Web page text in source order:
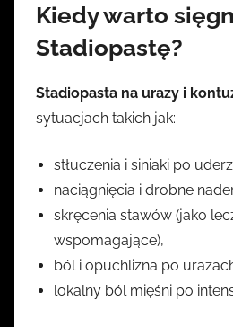
Kiedy warto
Stadiopastę?
Stadiopasta na urazy i
sytuacjach takich jak:
stłuczenia i siniaki po
naciągnięcia i drobne
skręcenia stawów (jako
wspomagające),
ból i opuchlizna po
lokalny ból mięśni po